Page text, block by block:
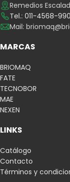
Remedios
Tel.: 011-4568-
Mail:
MARCAS
BRIOMAQ
FATE
TECNOBOR
MAE
NEXEN
LINKS
Catálogo
Contacto
Términos y